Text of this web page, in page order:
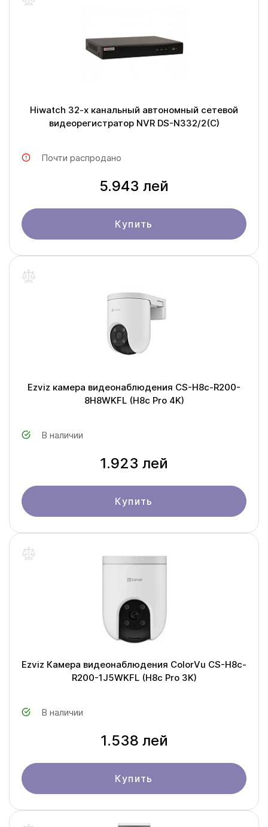
Hiwatch 32-х канальный автономный сетевой
видеорегистратор NVR DS-N332/2(C)
Почти распродано
5.943 лей
Купить
Ezviz камера видеонаблюдения CS-H8c-R200-
8H8WKFL (H8c Pro 4K)
В наличии
1.923 лей
Купить
Ezviz Камера видеонаблюдения ColorVu CS-H8c-
R200-1J5WKFL (H8c Pro 3K)
В наличии
1.538 лей
Купить